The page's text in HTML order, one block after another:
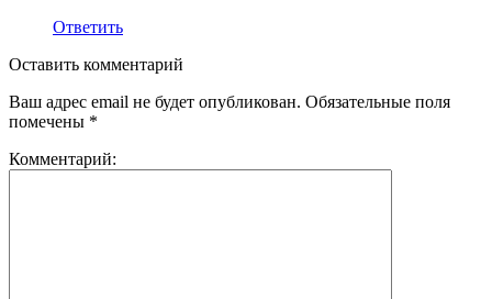
Ответить
Оставить комментарий
Ваш адрес email не будет опубликован. Обязательные поля
помечены *
Комментарий: